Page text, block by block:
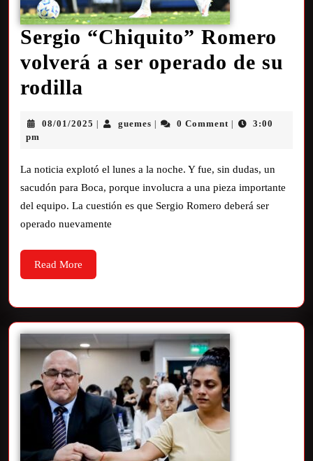
Sergio “Chiquito” Romero
volverá a ser operado de su
rodilla
08/01/2025 guemes 0 Comment
3:00
pm
La noticia explotó el lunes a la noche. Y fue, sin dudas, un
sacudón para Boca, porque involucra a una pieza importante
del equipo. La cuestión es que Sergio Romero deberá ser
operado nuevamente
Read More